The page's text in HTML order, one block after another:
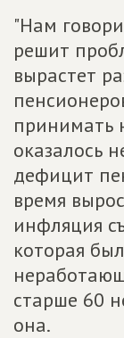
"Нам
решит
вырастет
принимать
оказалось
дефицит
время
инфляция
которая
старше 60
она.